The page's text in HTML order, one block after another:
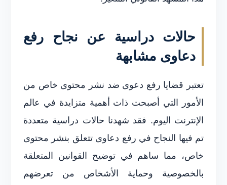
حالات دراسية عن نجاح رفع
دعاوى مشابهة
تعتبر قضايا رفع دعوى ضد نشر محتوى خاص من
الأمور التي أصبحت ذات أهمية متزايدة في عالم
الإنترنت اليوم. فقد شهدنا حالات دراسية متعددة
تم فيها النجاح في رفع دعاوى تتعلق بنشر محتوى
خاص، مما ساهم في توضيح القوانين المتعلقة
بالخصوصية وحماية الأشخاص من تعرضهم